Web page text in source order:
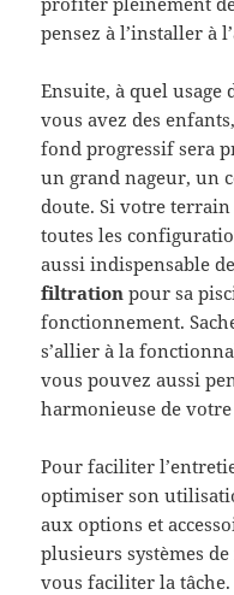
pensez à l’installer à
Ensuite, à quel usage
vous avez des
fond progressif sera
un grand nageur, un
doute. Si votre
toutes les
aussi indispensable
filtration pour sa
fonctionnement.
s’allier à la
vous pouvez aussi
harmonieuse de votre
Pour faciliter
optimiser son
aux options et
plusieurs systèmes
vous faciliter la